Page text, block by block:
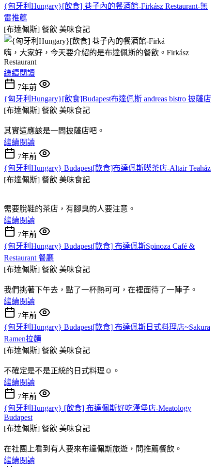
{匈牙利Hungary}[飲食] 巷子內的餐酒館-Firkász Restaurant-無
雷推薦
[布達佩斯] 餐飲 美味食記
嗨，大家好，今天要介紹的是布達佩斯的餐飲。Firkász
Restaurant
繼續閱讀
7年前
{匈牙利Hungary}[飲食]Budapest布達佩斯 andreas bistro 披薩店
[布達佩斯] 餐飲 美味食記
其實這應該是一間披薩店吧。
繼續閱讀
7年前
{匈牙利Hungary} Budapest[飲食]布達佩斯喫茶店-Altair Teaház
[布達佩斯] 餐飲 美味食記
需要脫鞋的茶店，有腳臭的人要注意。
繼續閱讀
7年前
{匈牙利Hungary} Budapest[飲食] 布達佩斯Spinoza Café &
Restaurant 餐廳
[布達佩斯] 餐飲 美味食記
我們挑著下午去，點了一杯熱可可，在裡面待了一陣子。
繼續閱讀
7年前
{匈牙利Hungary} Budapest[飲食] 布達佩斯日式料理店~Sakura
Ramen拉麵
[布達佩斯] 餐飲 美味食記
不確定是不是正統的日式料理☺。
繼續閱讀
7年前
{匈牙利Hungary} [飲食] 布達佩斯好吃漢堡店-Meatology
Budapest
[布達佩斯] 餐飲 美味食記
在社團上看到有人要來布達佩斯旅遊，問推薦餐飲。
繼續閱讀